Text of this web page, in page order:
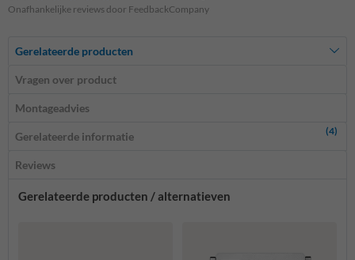
Onafhankelijke reviews door FeedbackCompany
Gerelateerde producten
Vragen over product
Montageadvies
Gerelateerde informatie (4)
Reviews
Gerelateerde producten / alternatieven